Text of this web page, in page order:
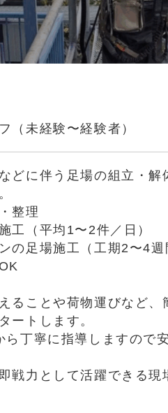
（未経験〜経験者）
どに伴う足場の組立・解
整理
工（平均1〜2件／日）
の足場施工（工期2〜4週
ることや荷物運びなど、
ートします。
ら丁寧に指導しますので
戦力として活躍できる現